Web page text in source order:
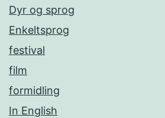
Dyr og sprog
Enkeltsprog
festival
film
formidling
In English